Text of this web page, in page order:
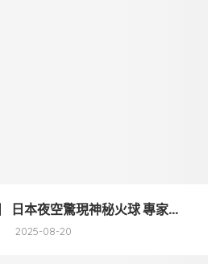
日本夜空驚現神秘火球 專家...
2025-08-20